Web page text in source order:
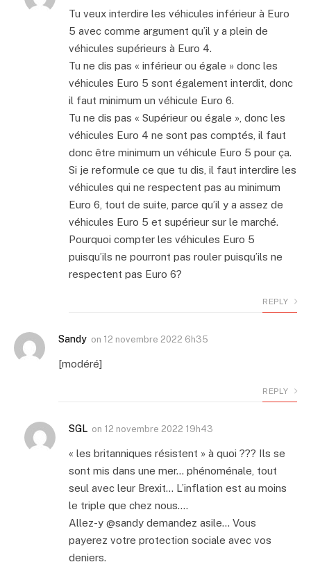
Tu veux interdire les véhicules inférieur à Euro
5 avec comme argument qu’il y a plein de
véhicules supérieurs à Euro 4.
Tu ne dis pas « inférieur ou égale » donc les
véhicules Euro 5 sont également interdit, donc
il faut minimum un véhicule Euro 6.
Tu ne dis pas « Supérieur ou égale », donc les
véhicules Euro 4 ne sont pas comptés, il faut
donc être minimum un véhicule Euro 5 pour ça.
Si je reformule ce que tu dis, il faut interdire les
véhicules qui ne respectent pas au minimum
Euro 6, tout de suite, parce qu’il y a assez de
véhicules Euro 5 et supérieur sur le marché.
Pourquoi compter les véhicules Euro 5
puisqu’ils ne pourront pas rouler puisqu’ils ne
respectent pas Euro 6?
REPLY
Sandy on 12 novembre 2022 6h35
[modéré]
REPLY
SGL on 12 novembre 2022 19h43
« les britanniques résistent » à quoi ??? Ils se
sont mis dans une mer… phénoménale, tout
seul avec leur Brexit… L’inflation est au moins
le triple que chez nous….
Allez-y @sandy demandez asile… Vous
payerez votre protection sociale avec vos
deniers.